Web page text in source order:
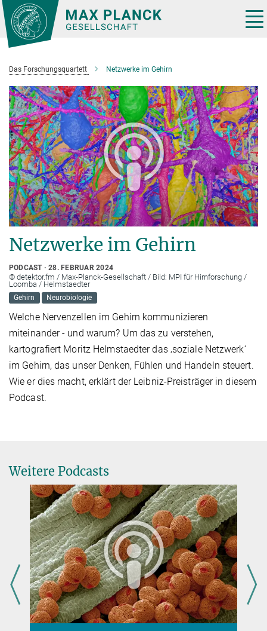
Hauptinhalt
Das Forschungsquartett Netzwerke im Gehirn
Netzwerke im Gehirn
PODCAST 28. FEBRUAR 2024
© detektor.fm / Max-Planck-Gesellschaft / Bild: MPI für Hirnforschung /
Loomba / Helmstaedter
Gehirn Neurobiologie
Welche Nervenzellen im Gehirn kommunizieren
miteinander - und warum? Um das zu verstehen,
kartografiert Moritz Helmstaedter das ‚soziale Netzwerk‘
im Gehirn, das unser Denken, Fühlen und Handeln steuert.
Wie er dies macht, erklärt der Leibniz-Preisträger in diesem
Podcast.
Weitere Podcasts